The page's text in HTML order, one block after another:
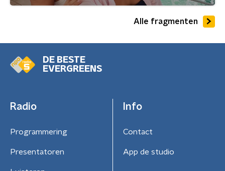
Alle fragmenten
DE BESTE
EVERGREENS
Radio
Programmering
Presentatoren
Info
Contact
App de studio